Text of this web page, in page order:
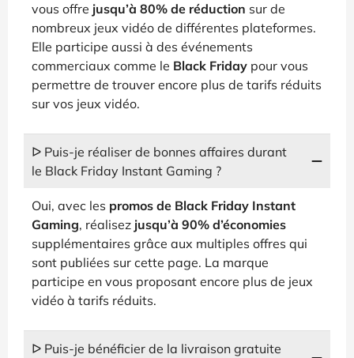
vous offre jusqu’à 80% de réduction sur de
nombreux jeux vidéo de différentes plateformes.
Elle participe aussi à des événements
commerciaux comme le Black Friday pour vous
permettre de trouver encore plus de tarifs réduits
sur vos jeux vidéo.
ᐅ Puis-je réaliser de bonnes affaires durant
le Black Friday Instant Gaming ?
Oui, avec les promos de Black Friday Instant
Gaming, réalisez jusqu’à 90% d’économies
supplémentaires grâce aux multiples offres qui
sont publiées sur cette page. La marque
participe en vous proposant encore plus de jeux
vidéo à tarifs réduits.
ᐅ Puis-je bénéficier de la livraison gratuite